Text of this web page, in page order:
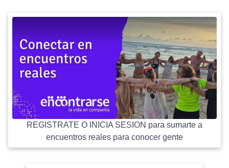
REGISTRATE O INICIA SESION para sumarte a
encuentros reales para conocer gente